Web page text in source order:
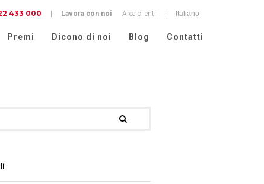
433 000 Lavora con noi Area clienti
Premi Dicono di noi Blog Contatti